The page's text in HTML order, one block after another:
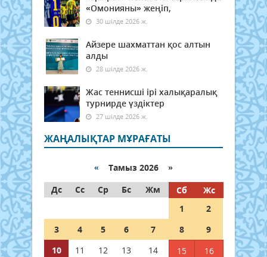
«Омонияны» жеңіп,
30 шілде 2026 ж.
Айзере шахматтан қос алтын
алды
28 шілде 2026 ж.
Жас теннисші ірі халықаралық
турнирде үздіктер
27 шілде 2026 ж.
ЖАҢАЛЫҚТАР МҰРАҒАТЫ
« Тамыз 2026 »
Дс
Сс Ср Бс Жм Сб
Жс
1
2
3
4 5 6 7 8
9
10
11 12 13 14 15
16